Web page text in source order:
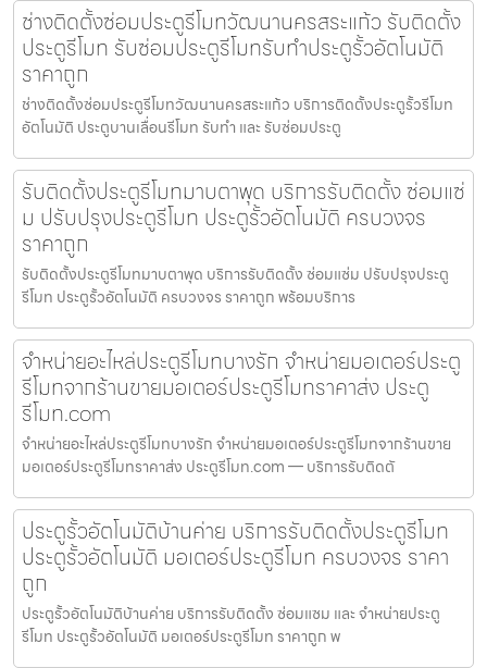
ช่างติดตั้งซ่อมประตูรีโมทวัฒนานครสระแก้ว รับติดตั้ง
ประตูรีโมท รับซ่อมประตูรีโมทรับทำประตูรั้วอัตโนมัติ
ราคาถูก
ช่างติดตั้งซ่อมประตูรีโมทวัฒนานครสระแก้ว บริการติดตั้งประตูรั้วรีโมท
อัตโนมัติ ประตูบานเลื่อนรีโมท รับทำ และ รับซ่อมประตู
รับติดตั้งประตูรีโมทมาบตาพุด บริการรับติดตั้ง ซ่อมแซ่
ม ปรับปรุงประตูรีโมท ประตูรั้วอัตโนมัติ ครบวงจร
ราคาถูก
รับติดตั้งประตูรีโมทมาบตาพุด บริการรับติดตั้ง ซ่อมแซ่ม ปรับปรุงประตู
รีโมท ประตูรั้วอัตโนมัติ ครบวงจร ราคาถูก พร้อมบริการ
จำหน่ายอะไหล่ประตูรีโมทบางรัก จำหน่ายมอเตอร์ประตู
รีโมทจากร้านขายมอเตอร์ประตูรีโมทราคาส่ง ประตู
รีโมท.com
จำหน่ายอะไหล่ประตูรีโมทบางรัก จำหน่ายมอเตอร์ประตูรีโมทจากร้านขาย
มอเตอร์ประตูรีโมทราคาส่ง ประตูรีโมท.com — บริการรับติดตั
ประตูรั้วอัตโนมัติบ้านค่าย บริการรับติดตั้งประตูรีโมท
ประตูรั้วอัตโนมัติ มอเตอร์ประตูรีโมท ครบวงจร ราคา
ถูก
ประตูรั้วอัตโนมัติบ้านค่าย บริการรับติดตั้ง ซ่อมแซม และ จำหน่ายประตู
รีโมท ประตูรั้วอัตโนมัติ มอเตอร์ประตูรีโมท ราคาถูก พ